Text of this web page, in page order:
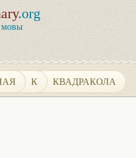
.org
мовы
К КВАДРАКОЛА